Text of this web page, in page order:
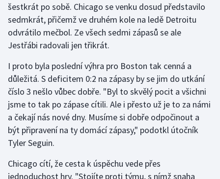
Ragby
Rychlobruslení
Rychlostní kanoistika
Short track
Sportovní střelba
Stolní tenis
Triatlon
Veslování
šestkrát po sobě. Chicago se venku dosud představilo
sedmkrát, přičemž ve druhém kole na ledě Detroitu
odvrátilo mečbol. Ze všech sedmi zápasů se ale
Jestřábi radovali jen třikrát.
I proto byla poslední výhra pro Boston tak cenná a
důležitá. S deficitem 0:2 na zápasy by se jim do utkání
číslo 3 nešlo vůbec dobře. "Byl to skvělý pocit a všichni
jsme to tak po zápase cítili. Ale i přesto už je to za námi
a čekají nás nové dny. Musíme si dobře odpočinout a
být připravení na ty domácí zápasy," podotkl útočník
Tyler Seguin.
Chicago cítí, že cesta k úspěchu vede přes
jednoduchost hry. "Stojíte proti týmu, s nímž snaha